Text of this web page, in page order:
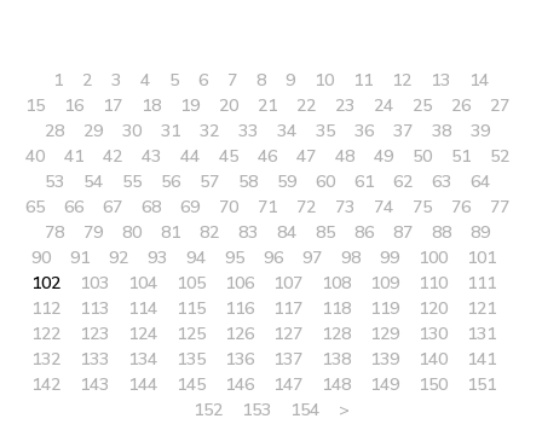
1 2 3 4 5 6 7 8 9 10 11 12 13
14
15
16 17 18 19 20 21 22 23 24 25 26
27
28
29 30 31 32 33 34 35 36 37 38
39
40
41 42 43 44 45 46 47 48 49 50 51
52
53
54 55 56 57 58 59 60 61 62 63
64
65
66 67 68 69 70 71 72 73 74 75 76
77
78
79 80 81 82 83 84 85 86 87 88
89
90
91 92 93 94 95 96 97 98 99 100
101
102
103 104 105 106 107 108 109 110
111
112
113 114 115 116 117 118 119 120
121
122
123 124 125 126 127 128 129 130
131
132
133 134 135 136 137 138 139 140
141
142
143 144 145 146 147 148 149 150
151
152
153 154 >